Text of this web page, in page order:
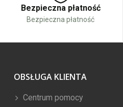
Bezpieczna płatność
Bezpieczna płatność
OBSŁUGA KLIENTA
Centrum pomocy